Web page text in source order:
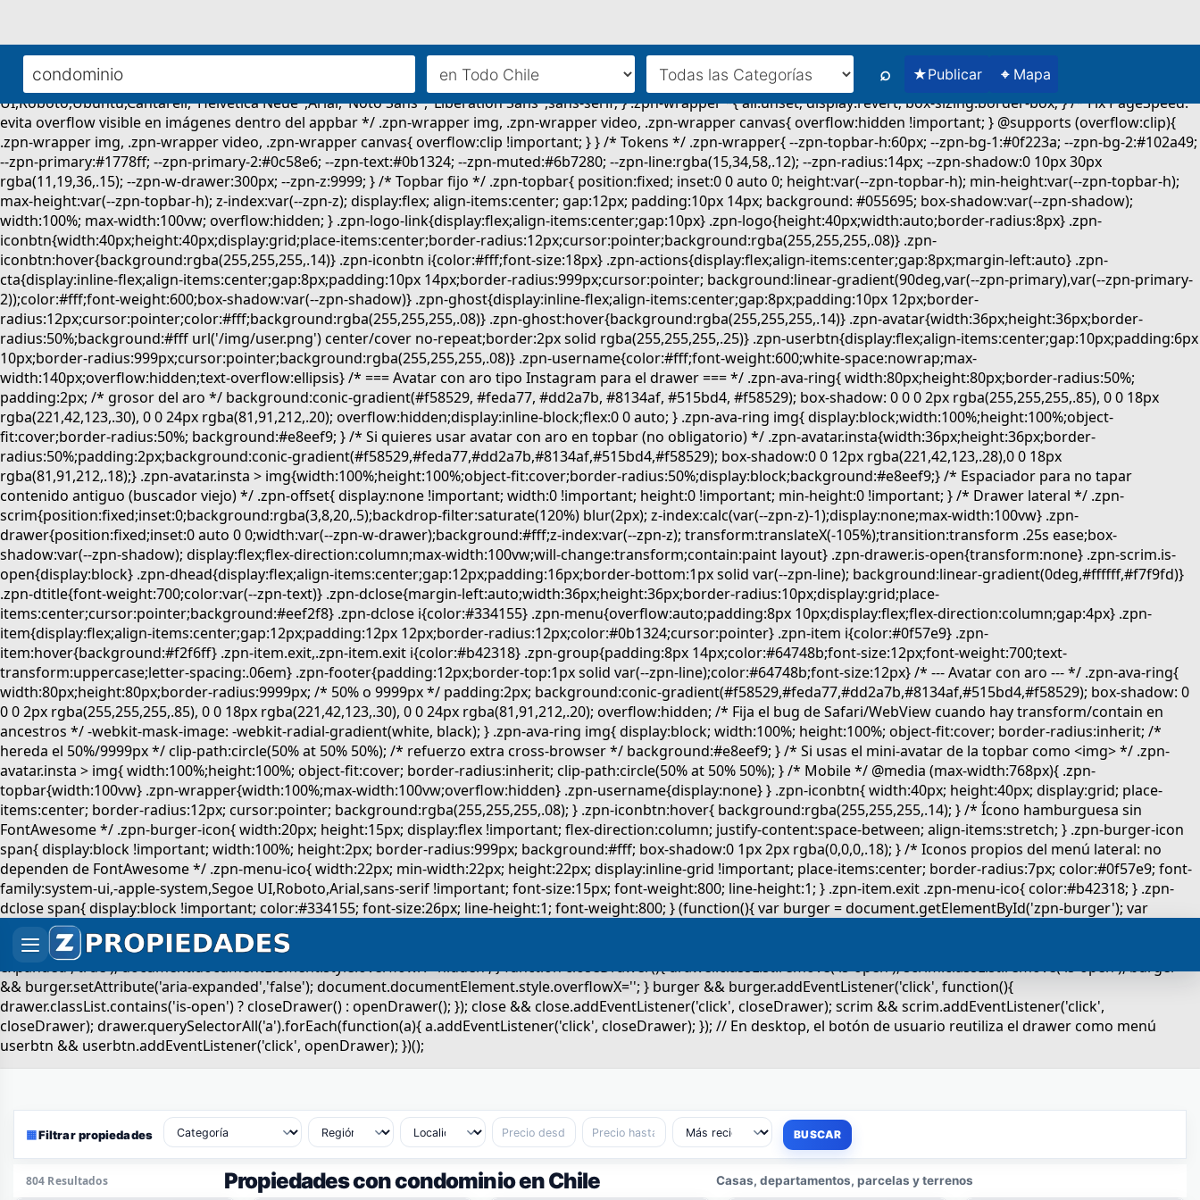
⌕ ★Publicar ⌖ Mapa
▦Filtrar propiedades
804 Resultados Propiedades con condominio en Chile Casas, departamentos, parcelas y terrenos